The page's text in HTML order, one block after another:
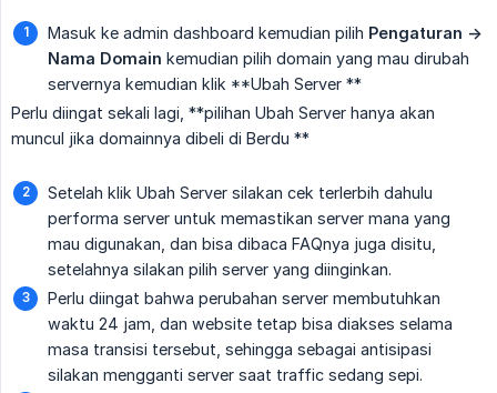
Masuk ke admin dashboard kemudian pilih Pengaturan ->
Nama Domain kemudian pilih domain yang mau dirubah
servernya kemudian klik **Ubah Server **
Perlu diingat sekali lagi, **pilihan Ubah Server hanya akan
muncul jika domainnya dibeli di Berdu **
Setelah klik Ubah Server silakan cek terlerbih dahulu
performa server untuk memastikan server mana yang
mau digunakan, dan bisa dibaca FAQnya juga disitu,
setelahnya silakan pilih server yang diinginkan.
Perlu diingat bahwa perubahan server membutuhkan
waktu 24 jam, dan website tetap bisa diakses selama
masa transisi tersebut, sehingga sebagai antisipasi
silakan mengganti server saat traffic sedang sepi.